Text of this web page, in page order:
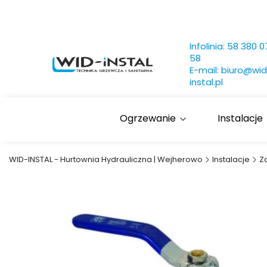
Infolinia: 58 380
58
E-mail:
instal.pl
Ogrzewanie Instalacje
WID-INSTAL - Hurtownia Hydrauliczna | Wejherowo Instalacje